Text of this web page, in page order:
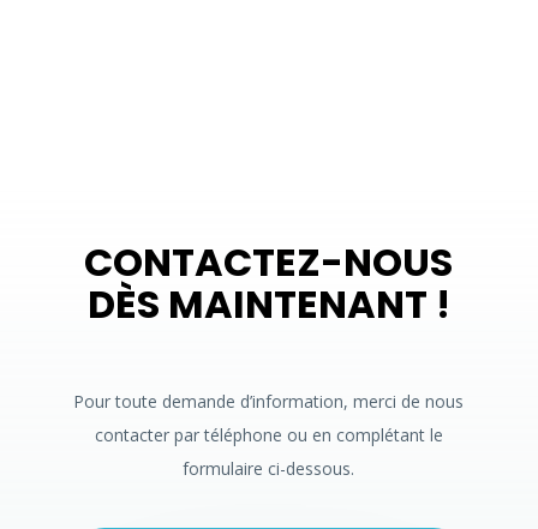
CONTACTEZ-NOUS
DÈS MAINTENANT !
Pour toute demande d’information, merci de nous
contacter par téléphone ou en complétant le
formulaire ci-dessous.